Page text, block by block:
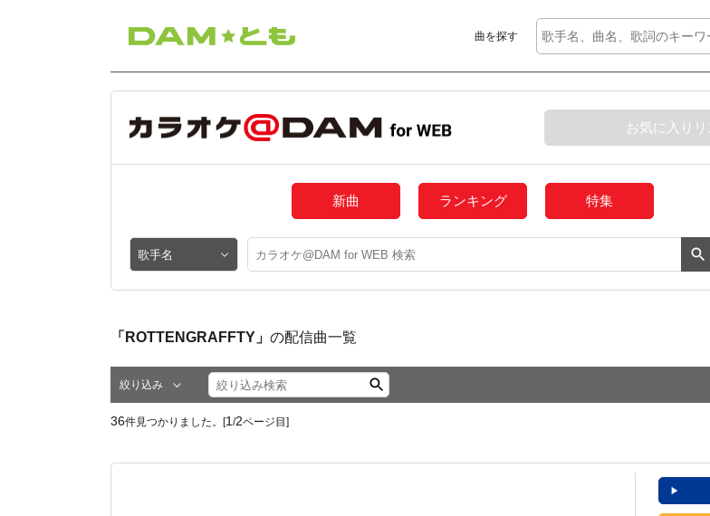
曲を探す
お気に入りリ
新曲 ランキング 特集
「ROTTENGRAFFTY」 の配信曲一覧
絞り込み
36件見つかりました。[1 /2ページ目]